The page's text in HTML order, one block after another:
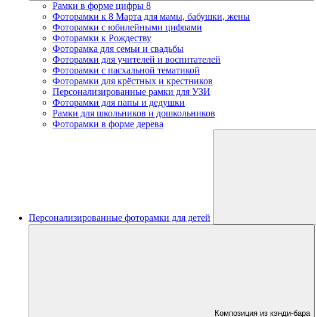
Рамки в форме цифры 8
Фоторамки к 8 Марта для мамы, бабушки, жены
Фоторамки с юбилейными цифрами
Фоторамки к Рождеству
Фоторамка для семьи и свадьбы
Фоторамки для учителей и воспитателей
Фоторамки с пасхальной тематикой
Фоторамки для крёстных и крестников
Персонализированные рамки для УЗИ
Фоторамки для папы и дедушки
Рамки для школьников и дошкольников
Фоторамки в форме дерева
Персонализированные фоторамки для детей
Композиция из кэнди-бара